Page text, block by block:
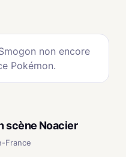
non encore
Pokémon.
scène Noacier
France